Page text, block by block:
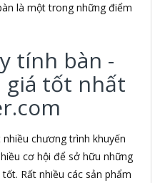
là một trong những điểm
tính bàn -
giá tốt nhất
chương trình khuyến
cơ hội để sở hữu những
Rất nhiều các sản phẩm